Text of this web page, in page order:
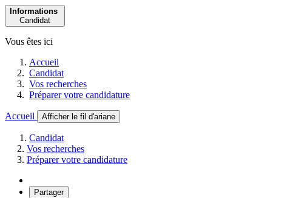
Informations
Candidat
Vous êtes ici
Accueil
Candidat
Vos recherches
Préparer votre candidature
Accueil Afficher le fil d'ariane
Candidat
Vos recherches
Préparer votre candidature
Partager